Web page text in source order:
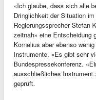
«Ich glaube, dass sich alle
Dringlichkeit der Situation
Regierungssprecher Stefan
zeitnah» eine Entscheidung
Kornelius aber ebenso
Instrumente. «Es gibt sehr
Bundespressekonferenz.
ausschließliches
geprüft.